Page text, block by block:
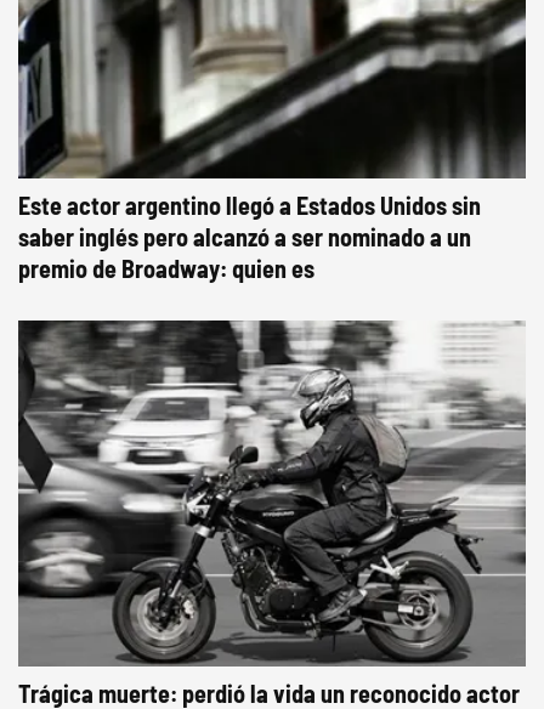
Este actor argentino llegó a Estados Unidos sin
saber inglés pero alcanzó a ser nominado a un
premio de Broadway: quien es
Trágica muerte: perdió la vida un reconocido actor